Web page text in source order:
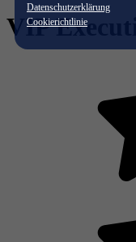
Datenschutzerklärung
Cookierichtlinie
VIP